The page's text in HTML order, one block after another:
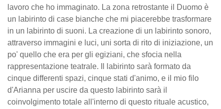
lavoro che ho immaginato. La zona retrostante il Duomo è
un labirinto di case bianche che mi piacerebbe trasformare
in un labirinto di suoni. La creazione di un labirinto sonoro,
attraverso immagini e luci, uni sorta di rito di iniziazione, un
po' quello che era per gli egiziani, che sfocia nella
rappresentazione teatrale. Il labirinto sarà formato da
cinque differenti spazi, cinque stati d'animo, e il mio filo
d'Arianna per uscire da questo labirinto sarà il
coinvolgimento totale all'interno di questo rituale acustico,